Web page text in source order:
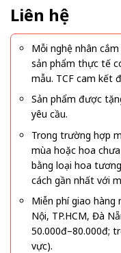
Liên hệ
Mỗi nghệ nhân
sản phẩm thực tế
mẫu. TCF cam kết
Sản phẩm được
yêu cầu.
Trong trường hợp
mùa hoặc hoa
bằng loại hoa
cách gần nhất với
Miễn phí giao
Nội, TP.HCM, Đà
50.000đ–80.000đ;
vực).